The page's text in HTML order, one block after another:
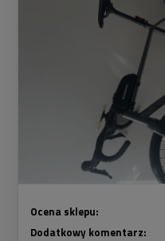
Ocena sklepu:
Dodatkowy komentarz: